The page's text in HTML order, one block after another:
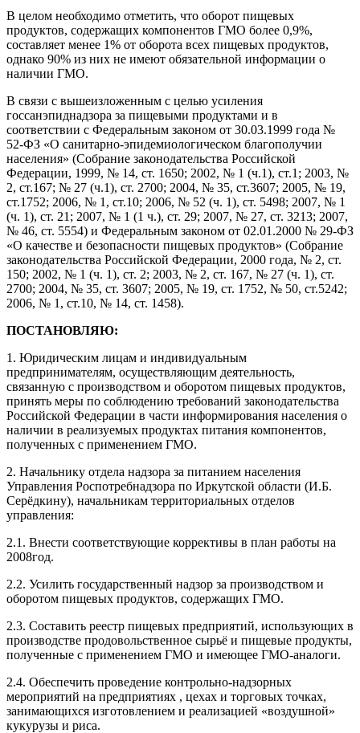
В целом необходимо отметить, что оборот пищевых
продуктов, содержащих компонентов ГМО более 0,9%,
составляет менее 1% от оборота всех пищевых продуктов,
однако 90% из них не имеют обязательной информации о
наличии ГМО.
В связи с вышеизложенным с целью усиления
госсанэпиднадзора за пищевыми продуктами и в
соответствии с Федеральным законом от 30.03.1999 года №
52-ФЗ «О санитарно-эпидемиологическом благополучии
населения» (Собрание законодательства Российской
Федерации, 1999, № 14, ст. 1650; 2002, № 1 (ч.1), ст.1; 2003, №
2, ст.167; № 27 (ч.1), ст. 2700; 2004, № 35, ст.3607; 2005, № 19,
ст.1752; 2006, № 1, ст.10; 2006, № 52 (ч. 1), ст. 5498; 2007, № 1
(ч. 1), ст. 21; 2007, № 1 (1 ч.), ст. 29; 2007, № 27, ст. 3213; 2007,
№ 46, ст. 5554) и Федеральным законом от 02.01.2000 № 29-ФЗ
«О качестве и безопасности пищевых продуктов» (Собрание
законодательства Российской Федерации, 2000 года, № 2, ст.
150; 2002, № 1 (ч. 1), ст. 2; 2003, № 2, ст. 167, № 27 (ч. 1), ст.
2700; 2004, № 35, ст. 3607; 2005, № 19, ст. 1752, № 50, ст.5242;
2006, № 1, ст.10, № 14, ст. 1458).
ПОСТАНОВЛЯЮ:
1. Юридическим лицам и индивидуальным
предпринимателям, осуществляющим деятельность,
связанную с производством и оборотом пищевых продуктов,
принять меры по соблюдению требований законодательства
Российской Федерации в части информирования населения о
наличии в реализуемых продуктах питания компонентов,
полученных с применением ГМО.
2. Начальнику отдела надзора за питанием населения
Управления Роспотребнадзора по Иркутской области (И.Б.
Серёдкину), начальникам территориальных отделов
управления:
2.1. Внести соответствующие коррективы в план работы на
2008год.
2.2. Усилить государственный надзор за производством и
оборотом пищевых продуктов, содержащих ГМО.
2.3. Составить реестр пищевых предприятий, использующих в
производстве продовольственное сырьё и пищевые продукты,
полученные с применением ГМО и имеющее ГМО-аналоги.
2.4. Обеспечить проведение контрольно-надзорных
мероприятий на предприятиях , цехах и торговых точках,
занимающихся изготовлением и реализацией «воздушной»
кукурузы и риса.